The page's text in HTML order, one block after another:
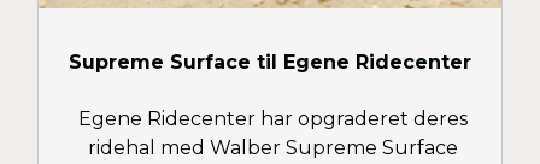
Supreme Surface til Egene Ridecenter
Egene Ridecenter har opgraderet deres
ridehal med Walber Supreme Surface